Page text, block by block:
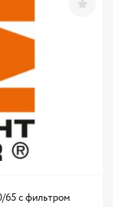
с фильтром